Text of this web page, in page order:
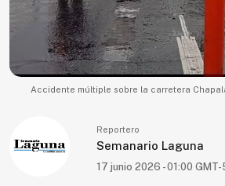
Seguridad
Educación
Salud
Entretenimiento
Accidente múltiple sobre la carretera
Reportero
Semanario Laguna
17 junio 2026 - 01:00 GMT-